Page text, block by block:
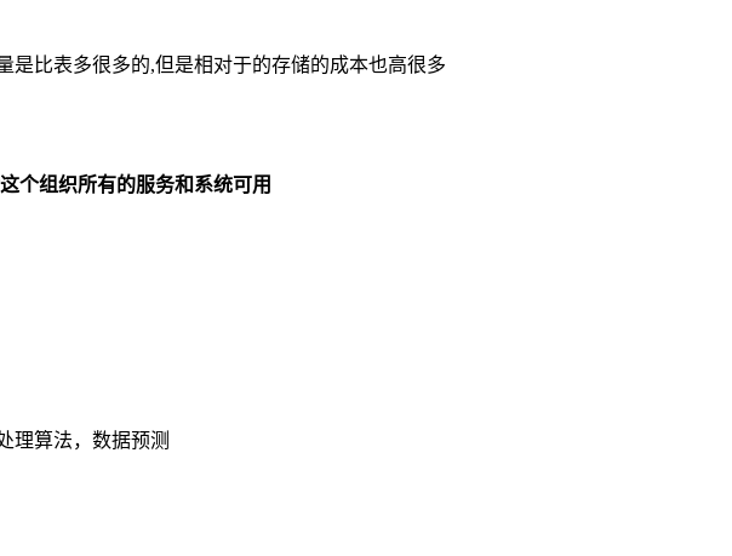
是比表多很多的,但是相对于的存储的成本也高很多
个组织所有的服务和系统可用
理算法，数据预测